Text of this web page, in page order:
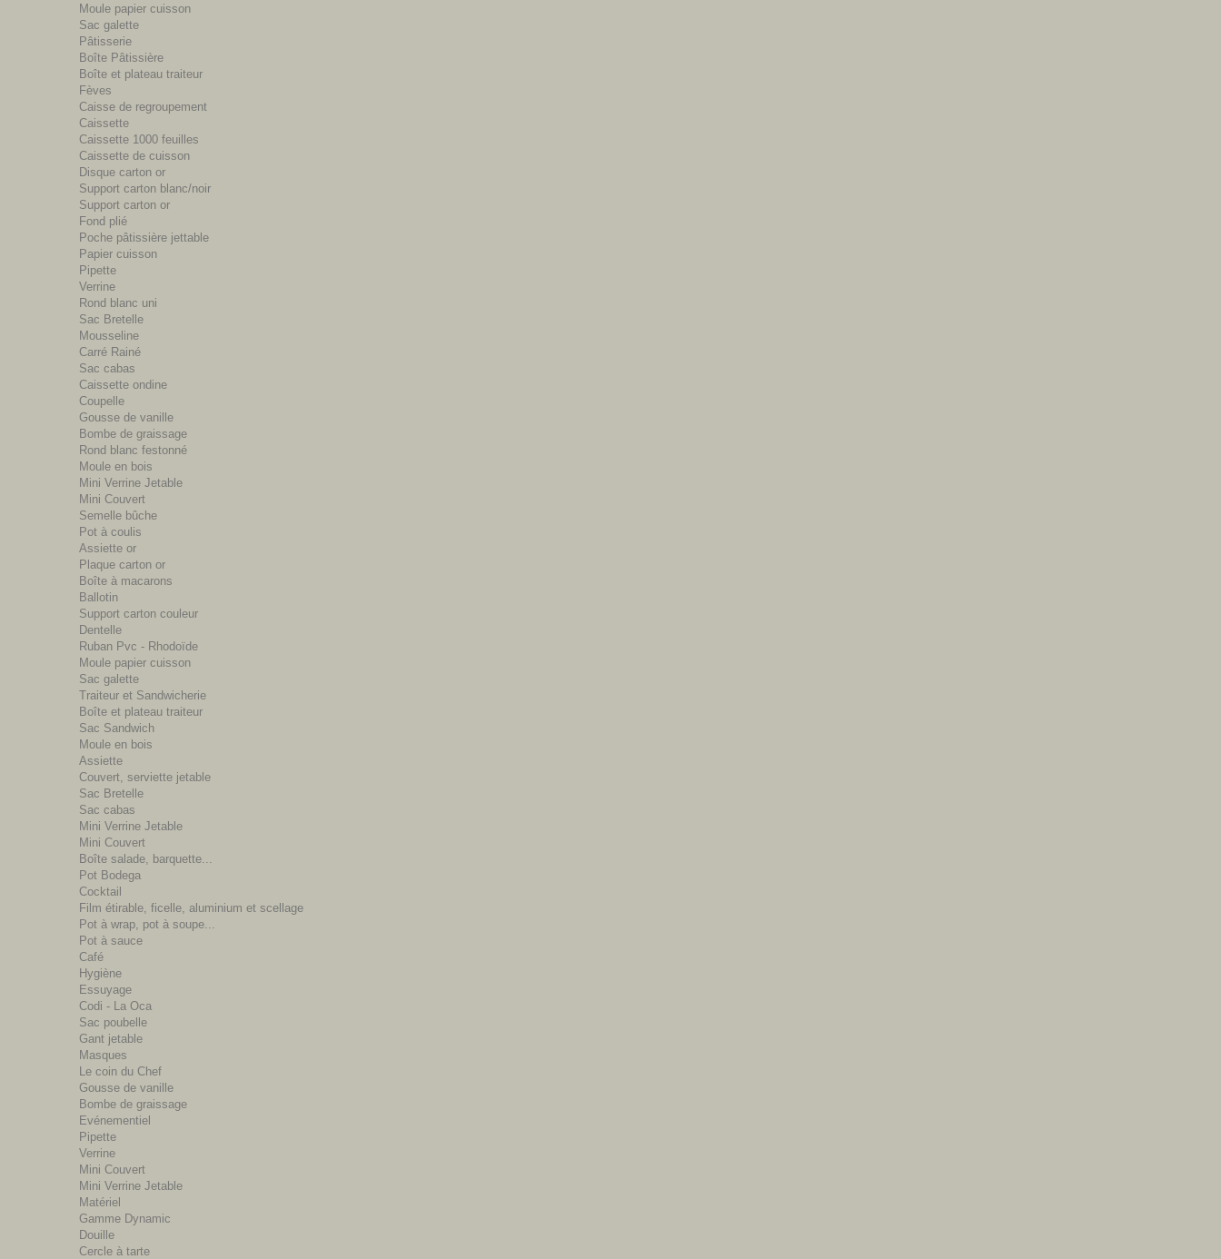
Moule papier cuisson
Sac galette
Pâtisserie
Boîte Pâtissière
Boîte et plateau traiteur
Fèves
Caisse de regroupement
Caissette
Caissette 1000 feuilles
Caissette de cuisson
Disque carton or
Support carton blanc/noir
Support carton or
Fond plié
Poche pâtissière jettable
Papier cuisson
Pipette
Verrine
Rond blanc uni
Sac Bretelle
Mousseline
Carré Rainé
Sac cabas
Caissette ondine
Coupelle
Gousse de vanille
Bombe de graissage
Rond blanc festonné
Moule en bois
Mini Verrine Jetable
Mini Couvert
Semelle bûche
Pot à coulis
Assiette or
Plaque carton or
Boîte à macarons
Ballotin
Support carton couleur
Dentelle
Ruban Pvc - Rhodoïde
Moule papier cuisson
Sac galette
Traiteur et Sandwicherie
Boîte et plateau traiteur
Sac Sandwich
Moule en bois
Assiette
Couvert, serviette jetable
Sac Bretelle
Sac cabas
Mini Verrine Jetable
Mini Couvert
Boîte salade, barquette...
Pot Bodega
Cocktail
Film étirable, ficelle, aluminium et scellage
Pot à wrap, pot à soupe...
Pot à sauce
Café
Hygiène
Essuyage
Codi - La Oca
Sac poubelle
Gant jetable
Masques
Le coin du Chef
Gousse de vanille
Bombe de graissage
Evénementiel
Pipette
Verrine
Mini Couvert
Mini Verrine Jetable
Matériel
Gamme Dynamic
Douille
Cercle à tarte